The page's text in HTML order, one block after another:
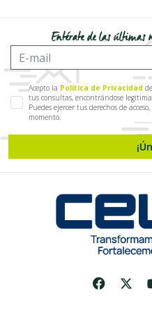
Entérate de las últimas
Acepto la Política de Privacidad
tus consultas, encontrándose
Puedes ejercer tus derechos de
momento.